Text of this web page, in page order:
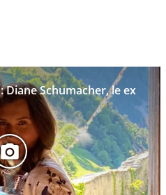
Schumacher, le ex